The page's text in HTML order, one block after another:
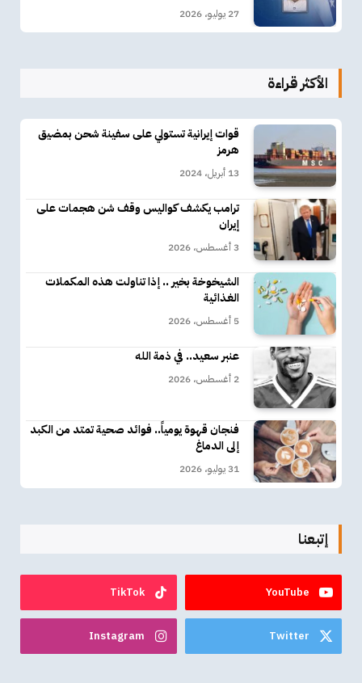
27 يوليو، 2026
الأكثر قراءة
قوات إيرانية تستولي على سفينة شحن بمضيق
هرمز
13 أبريل، 2024
ترامب يكشف كواليس وقف شن هجمات على
إيران
3 أغسطس، 2026
الشيخوخة بخير .. إذا تناولت هذه المكملات
الغذائية
5 أغسطس، 2026
عنبر سعيد.. في ذمة الله
2 أغسطس، 2026
فنجان قهوة يومياً.. فوائد صحية تمتد من الكبد
إلى الدماغ
31 يوليو، 2026
إتبعنا
YouTube
TikTok
Twitter
Instagram